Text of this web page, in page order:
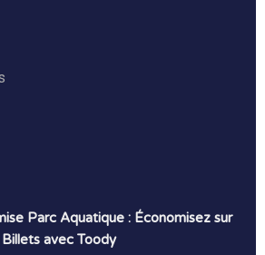
Parc Aquatique : Économisez sur
avec Toody